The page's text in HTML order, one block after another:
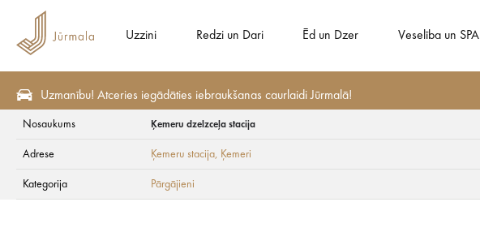
Uzzini Redzi un Dari Ēd un Dzer Veselība un SPA
Uzmanību! Atceries iegādāties iebraukšanas caurlaidi Jūrmalā!
Pārgājieni
Ķemeru dzelzceļa stacija
Nosaukums Ķemeru dzelzceļa stacija
Adrese Ķemeru stacija, Ķemeri
Kategorija Pārgājieni